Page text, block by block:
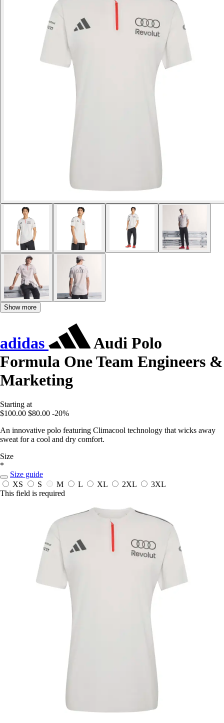
Show more
adidas
Audi Polo
Formula One Team Engineers &
Marketing
Starting at
$100.00 $80.00 -20%
An innovative polo featuring Climacool technology that wicks away
sweat for a cool and dry comfort.
Size
*
Size guide
XS
S M L XL 2XL
3XL
This field is required